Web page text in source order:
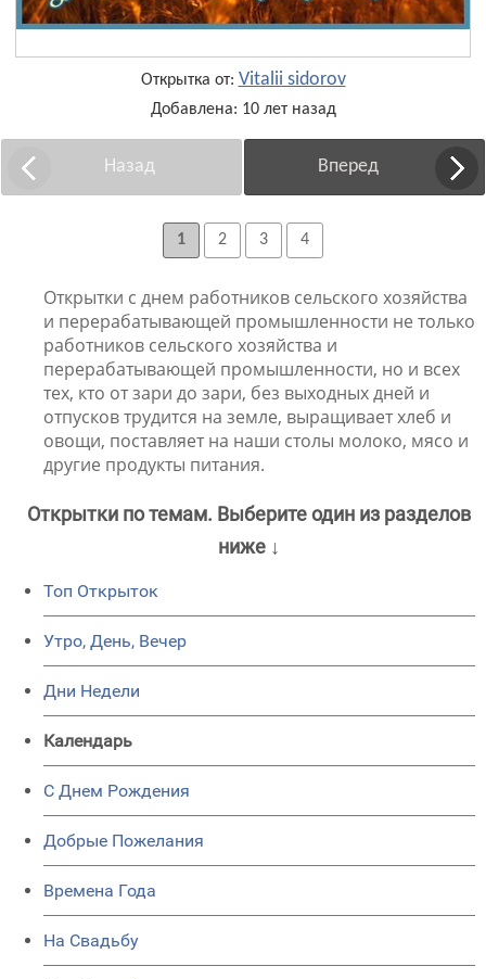
Открытка от: Vitalii sidorov
Добавлена: 10 лет назад
Назад Вперед
1 2 3 4
Открытки с днем работников сельского хозяйства
и перерабатывающей промышленности не только
работников сельского хозяйства и
перерабатывающей промышленности, но и всех
тех, кто от зари до зари, без выходных дней и
отпусков трудится на земле, выращивает хлеб и
овощи, поставляет на наши столы молоко, мясо и
другие продукты питания.
Открытки по темам. Выберите один из разделов
ниже ↓
Топ Открыток
Утро, День, Вечер
Дни Недели
Календарь
C Днем Рождения
Добрые Пожелания
Времена Года
На Свадьбу